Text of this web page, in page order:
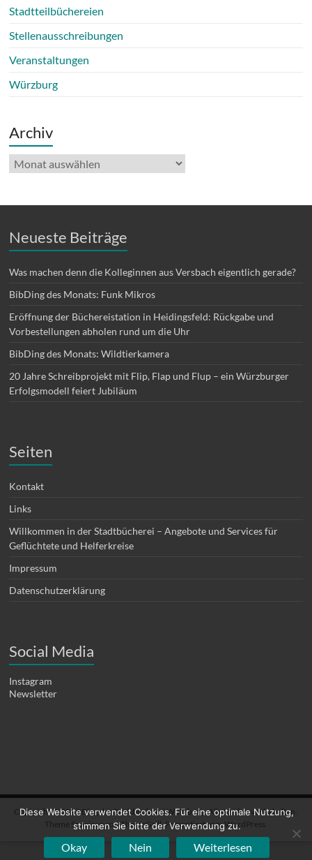
Stadtteilbüchereien
Stellenausschreibungen
Veranstaltungen
Würzburg
Archiv
Archiv
Neueste Beiträge
Was machen denn die Kolleginnen aus Versbach eigentlich gerade?
BibDing des Monats: Funk Mikros
Eröffnung der Büchereistation in Heidingsfeld: Rückgabe und
Vorbestellungen abholen rund um die Uhr
BibDing des Monats: Wildtierkamera
20 Jahre Schreibprojekt mit Flip, Flap und Flup – ein Würzburger
Erfolgsmodell feiert Jubiläum
Seiten
Kontakt
Links
Willkommen in der Stadtbücherei – Angebote und Services für
Geflüchtete und Helferkreise
Impressum
Datenschutzerklärung
Social Media
Instagram
Newsletter
Copyright © 2026Blog der Stadtbücherei Würzburg. Alle Rechte vorbehalten.
Theme Spaciousvon ThemeGrill. Präsentiert von:WordPress
Diese Website verwendet Cookies. Für eine optimale Nutzung,
stimmen Sie bitte der Verwendung zu.
Okay Nein Weiterlesen